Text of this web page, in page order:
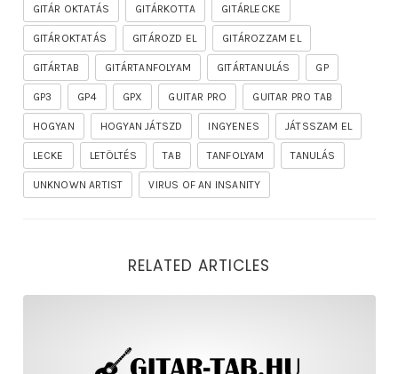
GITÁR OKTATÁS GITÁRKOTTA GITÁRLECKE
GITÁROKTATÁS GITÁROZD EL GITÁROZZAM EL
GITÁRTAB GITÁRTANFOLYAM GITÁRTANULÁS GP
GP3 GP4 GPX GUITAR PRO GUITAR PRO TAB
HOGYAN HOGYAN JÁTSZD INGYENES JÁTSSZAM EL
LECKE LETÖLTÉS TAB TANFOLYAM TANULÁS
UNKNOWN ARTIST VIRUS OF AN INSANITY
RELATED ARTICLES